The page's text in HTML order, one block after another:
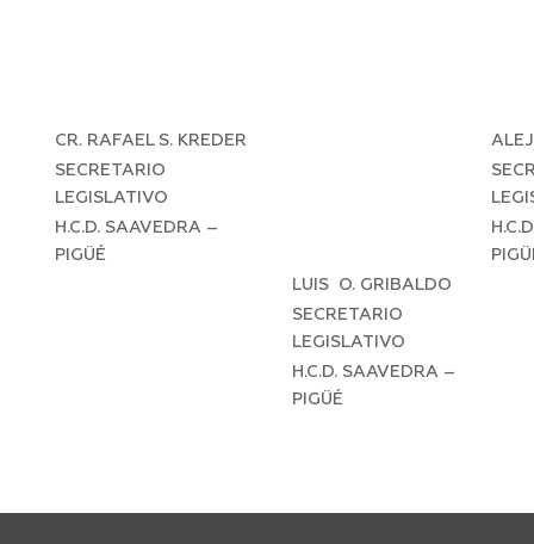
CR. RAFAEL S. KREDER
SECRETARIO
LEGISLATIVO
H.C.D. SAAVEDRA –
PIGÜÉ
LUIS O. GRIBALDO
SECRETARIO
LEGISLATIVO
H.C.D. SAAVEDRA –
PIGÜÉ